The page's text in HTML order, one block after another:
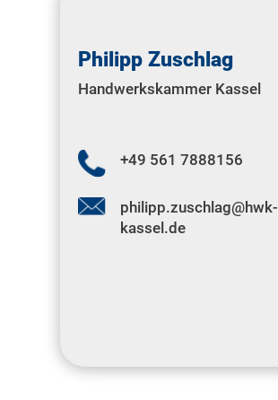
Philipp Zuschlag
Handwerkskammer Kassel
+49 561 7888156
philipp.zuschlag@hwk-
kassel.de